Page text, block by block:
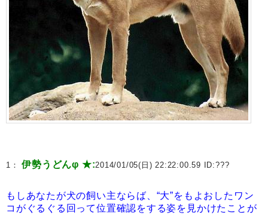
1：伊勢うどんφ ★:2014/01/05(日) 22:22:00.59 ID:???
もしあなたが犬の飼い主ならば、“大”をもよおしたワン
コがぐるぐる回って位置確認をする姿を見かけたことが